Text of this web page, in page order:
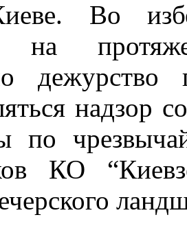
Во
на
надзор
по
КО